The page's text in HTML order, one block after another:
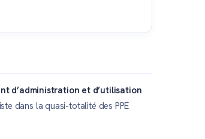
d’administration et d’utilisation
dans la quasi-totalité des PPE